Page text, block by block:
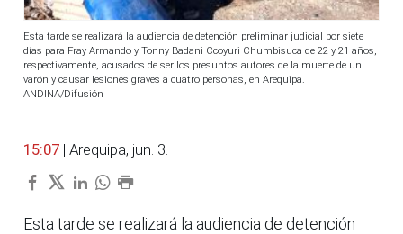
Esta tarde se realizará la audiencia de detención preliminar judicial por siete
días para Fray Armando y Tonny Badani Ccoyuri Chumbisuca de 22 y 21 años,
respectivamente, acusados de ser los presuntos autores de la muerte de un
varón y causar lesiones graves a cuatro personas, en Arequipa.
ANDINA/Difusión
15:07 | Arequipa, jun. 3.
Esta tarde se realizará la audiencia de detención